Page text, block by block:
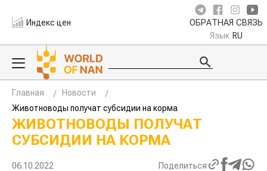
Индекс цен ОБРАТНАЯ СВЯЗЬ
Язык RU
Главная
Новости
Животноводы получат субсидии на корма
ЖИВОТНОВОДЫ ПОЛУЧАТ
СУБСИДИИ НА КОРМА
06.10.2022 Поделиться